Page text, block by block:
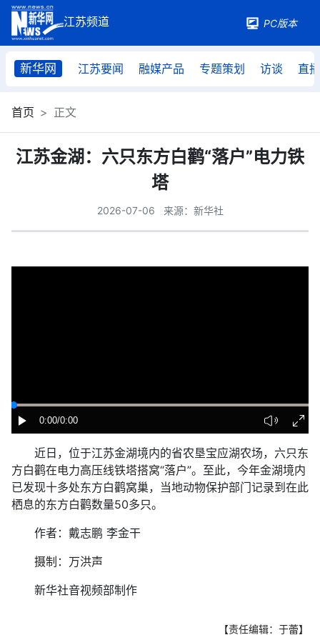
PC版本
新华网 江苏要闻 融媒产品 专题策划 访谈 直播
首页 正文
江苏金湖：六只东方白鹳“落户”电力铁
塔
2026-07-06 来源：新华社
0:00/0:00
近日，位于江苏金湖境内的省农垦宝应湖农场，六只东
方白鹳在电力高压线铁塔搭窝“落户”。至此，今年金湖境内
已发现十多处东方白鹳窝巢，当地动物保护部门记录到在此
栖息的东方白鹳数量50多只。
作者：戴志鹏 李金干
摄制：万洪声
新华社音视频部制作
【责任编辑：于蕾】